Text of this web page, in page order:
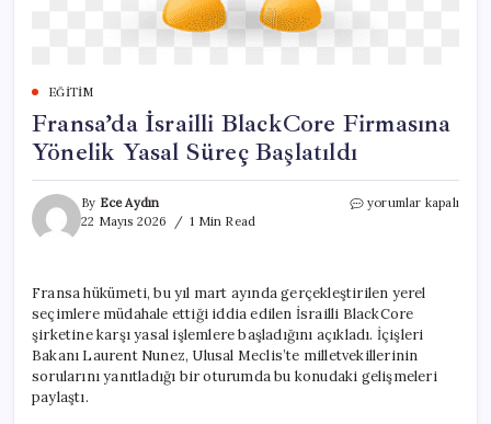
EĞITIM
Fransa’da İsrailli BlackCore Firmasına
Yönelik Yasal Süreç Başlatıldı
By Ece Aydın
22 Mayıs 2026
1 Min Read
Fransa’da
Yasal
Süreç
Başlatıldı
için
yorumlar kapalı
Fransa hükümeti, bu yıl mart ayında gerçekleştirilen yerel
seçimlere müdahale ettiği iddia edilen İsrailli BlackCore
şirketine karşı yasal işlemlere başladığını açıkladı. İçişleri
Bakanı Laurent Nunez, Ulusal Meclis’te milletvekillerinin
sorularını yanıtladığı bir oturumda bu konudaki gelişmeleri
paylaştı.